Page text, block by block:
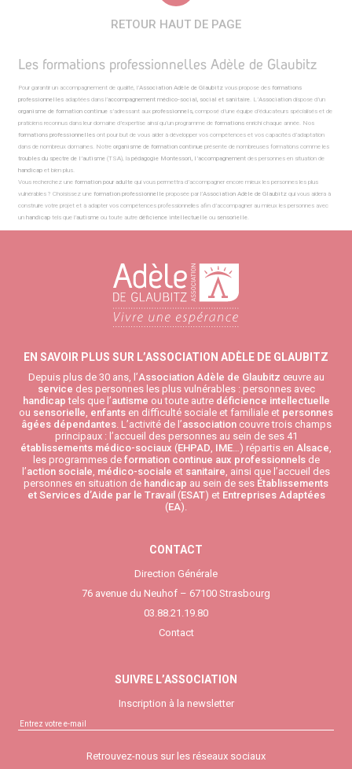
RETOUR HAUT DE PAGE
Les formations professionnelles Adèle de Glaubitz
Pour garantir un accompagnement de qualité, l’Association Adèle de Glaubitz vous propose desformations
professionnelles adaptées dans l’accompagnement médico-social, social et sanitaire . L’Association dispose d’un
organisme de formation continue s’adressant auxprofessionnels, composé d’une équipe d’éducateurs spécialisés et de
praticiens reconnus dans leur domaine d’expertise ainsi qu’un programme deformations enrichi chaque année. Nos
formations professionnelles ont pour but de vous aider à développer vos compétences et vos capacités d’adaptation
dans de nombreux domaines. Notreorganisme de formation continueprésente de nombreuses formations comme les
troubles du spectre de l’autisme (TSA), lapédagogie Montessori, l’accompagnement des personnes en situation de
handicapet bien plus.
Vous recherchez uneformation pour adulte qui vous permettra d’accompagner encore mieux les personnes les plus
vulnérables ? Choisissez uneformation professionnelle proposée par l’Association Adèle de Glaubitzqui vous aidera à
construire votre projet et à adapter vos compétences professionnelles afin d’accompagner au mieux les personnes avec
unhandicap tels que l’autisme ou toute autre déficience intellectuelleou sensorielle
EN SAVOIR PLUS SUR L’ASSOCIATION ADÈLE DE GLAUBITZ
Depuis plus de 30 ans, l’Association Adèle de Glaubitz œuvre au
service des personnes les plus vulnérables : personnes avec
handicap tels que l’autisme ou toute autredéficience intellectuelle
ou sensorielle, enfants en difficulté sociale et familiale et personnes
âgées dépendantes. L’activité de l’associationcouvre trois champs
principaux : l’accueil des personnes au sein de ses 41
établissements médico-sociaux (EHPAD, IME…) répartis en Alsace,
les programmes de formation continue aux professionnelsde
l’action sociale, médico-sociale et sanitaire, ainsi que l’accueil des
personnes en situation de handicap au sein de ses Établissements
et Services d’Aide par le Travail (ESAT) et Entreprises Adaptées
(EA).
CONTACT
Direction Générale
76 avenue du Neuhof – 67100 Strasbourg
03.88.21.19.80
Contact
SUIVRE L’ASSOCIATION
Inscription à la newsletter
Retrouvez-nous sur les réseaux sociaux